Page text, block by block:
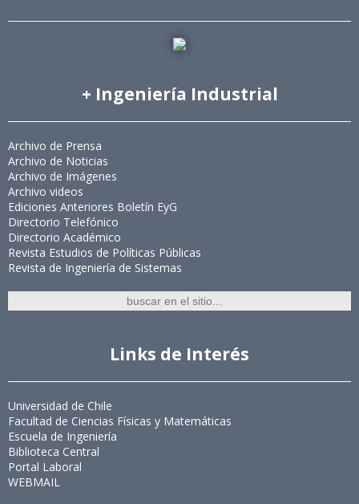
+ Ingeniería Industrial
Archivo de Prensa
Archivo de Noticias
Archivo de Imágenes
Archivo videos
Ediciones Anteriores Boletín EyG
Directorio Telefónico
Directorio Académico
Revista Estudios de Políticas Públicas
Revista de Ingeniería de Sistemas
Links de Interés
Universidad de Chile
Facultad de Ciencias Físicas y Matemáticas
Escuela de Ingeniería
Biblioteca Central
Portal Laboral
WEBMAIL